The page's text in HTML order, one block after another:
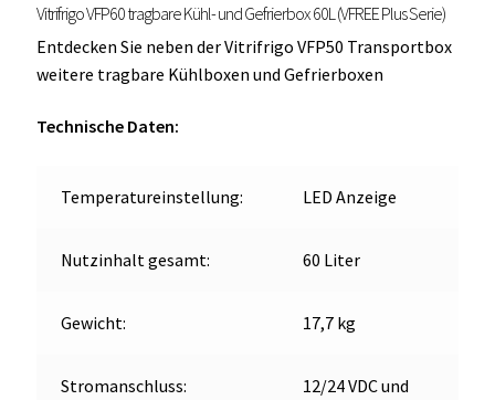
und
Gefrierbox
60L
Vitrifrigo VFP60 tragbare Kühl- und Gefrierbox 60L (VFREE Plus Serie)
Entdecken Sie neben der Vitrifrigo VFP50 Transportbox
weitere tragbare Kühlboxen und Gefrierboxen
Technische Daten:
Temperatureinstellung: LED Anzeige
Nutzinhalt gesamt: 60 Liter
Gewicht: 17,7 kg
Stromanschluss:
12/24 VDC und